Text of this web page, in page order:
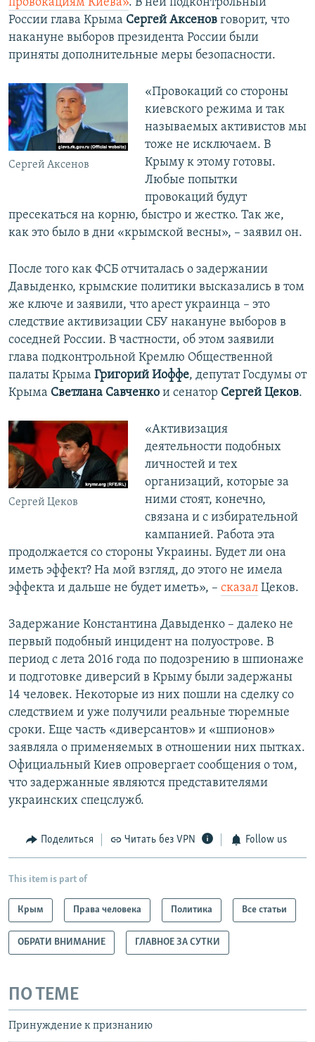
провокациям Киева». В ней подконтрольный
России глава Крыма Сергей Аксенов говорит, что
накануне выборов президента России были
приняты дополнительные меры безопасности.
Сергей Аксенов
​«Провокаций со стороны
киевского режима и так
называемых активистов мы
тоже не исключаем. В
Крыму к этому готовы.
Любые попытки
провокаций будут
пресекаться на корню, быстро и жестко. Так же,
как это было в дни «крымской весны», – заявил он.
После того как ФСБ отчиталась о задержании
Давыденко, крымские политики высказались в том
же ключе и заявили, что арест украинца – это
следствие активизации СБУ накануне выборов в
соседней России. В частности, об этом заявили
глава подконтрольной Кремлю Общественной
палаты Крыма Григорий Иоффе, депутат Госдумы от
Крыма Светлана Савченко и сенатор Сергей Цеков.
Сергей Цеков
​«Активизация
деятельности подобных
личностей и тех
организаций, которые за
ними стоят, конечно,
связана и с избирательной
кампанией. Работа эта
продолжается со стороны Украины. Будет ли она
иметь эффект? На мой взгляд, до этого не имела
эффекта и дальше не будет иметь», – сказал Цеков.
Задержание Константина Давыденко – далеко не
первый подобный инцидент на полуострове. В
период с лета 2016 года по подозрению в шпионаже
и подготовке диверсий в Крыму были задержаны
14 человек. Некоторые из них пошли на сделку со
следствием и уже получили реальные тюремные
сроки. Еще часть «диверсантов» и «шпионов»
заявляла о применяемых в отношении них пытках.
Официальный Киев опровергает сообщения о том,
что задержанные являются представителями
украинских спецслужб.
Поделиться Читать без VPN Follow us
This item is part of
Крым Права человека Политика Все статьи
ОБРАТИ ВНИМАНИЕ ГЛАВНОЕ ЗА СУТКИ
ПО ТЕМЕ
Принуждение к признанию